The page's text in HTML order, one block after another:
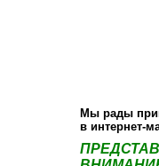
Мы рады
в интернет-